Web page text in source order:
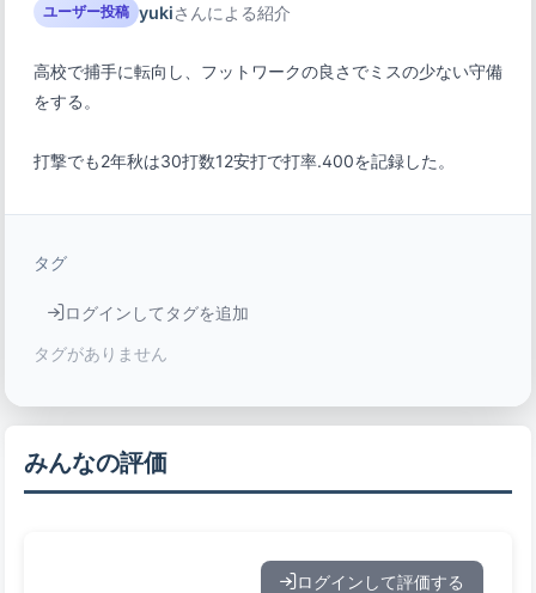
ユーザー投稿 yukiさんによる紹介
高校で捕手に転向し、フットワークの良さでミスの少ない守備
打撃でも2年秋は30打数12安打で打率.400を記録した。
タグ
ログインしてタグを追加
タグがありません
みんなの評価
ログインして評価する